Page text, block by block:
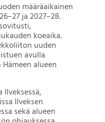
määräaikainen
ja 2027–28.
koeaika.
uuden
avulla
alueen
Ilveksessä,
Ilveksen
sekä alueen